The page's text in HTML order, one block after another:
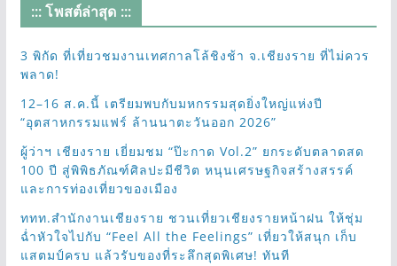
::: โพสต์ล่าสุด :::
3 พิกัด ที่เที่ยวชมงานเทศกาลโล้ชิงช้า จ.เชียงราย ที่ไม่ควร
พลาด!
12–16 ส.ค.นี้ เตรียมพบกับมหกรรมสุดยิ่งใหญ่แห่งปี
“อุตสาหกรรมแฟร์ ล้านนาตะวันออก 2026”
ผู้ว่าฯ เชียงราย เยี่ยมชม “ป๊ะกาด Vol.2” ยกระดับตลาดสด
100 ปี สู่พิพิธภัณฑ์ศิลปะมีชีวิต หนุนเศรษฐกิจสร้างสรรค์
และการท่องเที่ยวของเมือง
ททท.สำนักงานเชียงราย ชวนเที่ยวเชียงรายหน้าฝน ให้ชุ่ม
ฉ่ำหัวใจไปกับ “Feel All the Feelings” เที่ยวให้สนุก เก็บ
แสตมป์ครบ แล้วรับของที่ระลึกสุดพิเศษ! ทันที